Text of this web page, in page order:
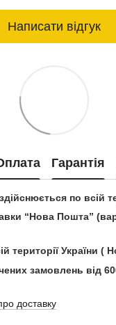
Написати відгук
Гарантія
по всій
“Нова Пошта”
території України (
замовлень від
доставку